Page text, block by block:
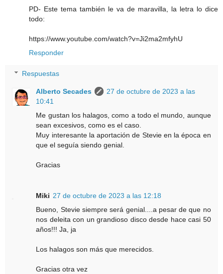
PD- Este tema también le va de maravilla, la letra lo dice
todo:
https://www.youtube.com/watch?v=Ji2ma2mfyhU
Responder
Respuestas
Alberto Secades
27 de octubre de 2023 a las
10:41
Me gustan los halagos, como a todo el mundo, aunque
sean excesivos, como es el caso.
Muy interesante la aportación de Stevie en la época en
que el seguía siendo genial.
Gracias
Miki 27 de octubre de 2023 a las 12:18
Bueno, Stevie siempre será genial....a pesar de que no
nos deleita con un grandioso disco desde hace casi 50
años!!! Ja, ja
Los halagos son más que merecidos.
Gracias otra vez